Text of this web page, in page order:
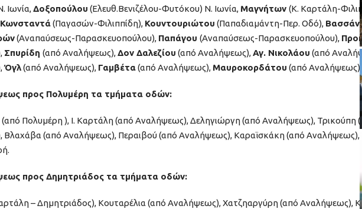
Ιωνία,Δοξοπούλου (Ελευθ.Βενιζέλου-Φυτόκου) Ν. Ιωνία, Μαγνήτων (Κ. Καρτάλη-
Κωνσταντά(Παγασών-Φιλιππίδη), Κουντουριώτου (Παπαδιαμάντη-Περ. Οδό),
(Αναπαύσεως-Παρασκευοπούλου), Παπάγου (Αναπαύσεως-Παρασκευοπούλου),
Σπυρίδη (από Αναλήψεως),Δον Δαλεζίου (από Αναλήψεως),Αγ. Νικολάου (από
Όγλ(από Αναλήψεως), Γαμβέτα(από Αναλήψεως), Μαυροκορδάτου (από Αναλήψεως),
προς Πολυμέρη τα τμήματα οδών:
Πολυμέρη ), Ι. Καρτάλη (από Αναλήψεως), Δεληγιώργη (από Αναλήψεως),
(από Αναλήψεως), Περαιβού (από Αναλήψεως), Καραϊσκάκη (από Αναλήψεως),
προς Δημητριάδος τα τμήματα οδών:
– Δημητριάδος), Κουταρέλια (από Αναλήψεως), Χατζηαργύρη (από Αναλήψεως),